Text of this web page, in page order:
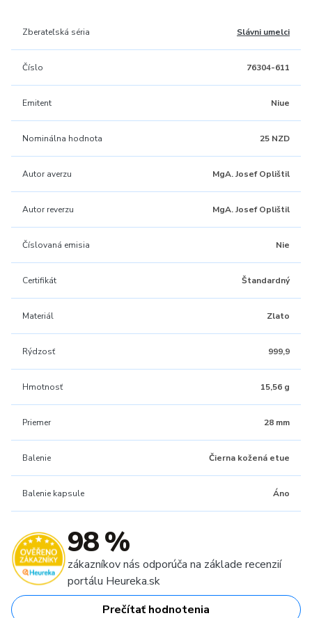
Zberateľská séria Slávni umelci
Číslo 76304-611
Emitent Niue
Nominálna hodnota 25 NZD
Autor averzu MgA. Josef Oplištil
Autor reverzu MgA. Josef Oplištil
Číslovaná emisia Nie
Certifikát Štandardný
Materiál Zlato
Rýdzosť 999,9
Hmotnosť 15,56 g
Priemer 28 mm
Balenie Čierna kožená etue
Balenie kapsule Áno
98 %
zákazníkov nás odporúča na základe recenzií
portálu Heureka.sk
Prečítať hodnotenia